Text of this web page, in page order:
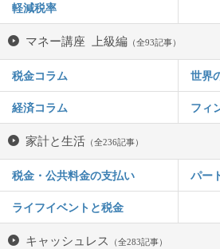
軽減税率
マネー講座 上級編 （全93記事）
税金コラム 世界
経済コラム フィ
家計と生活 （全236記事）
税金・公共料金の支払い パー
ライフイベントと税金
キャッシュレス （全283記事）